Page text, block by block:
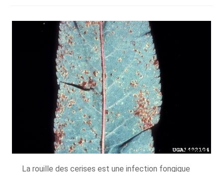
La rouille des cerises est une infection fongique